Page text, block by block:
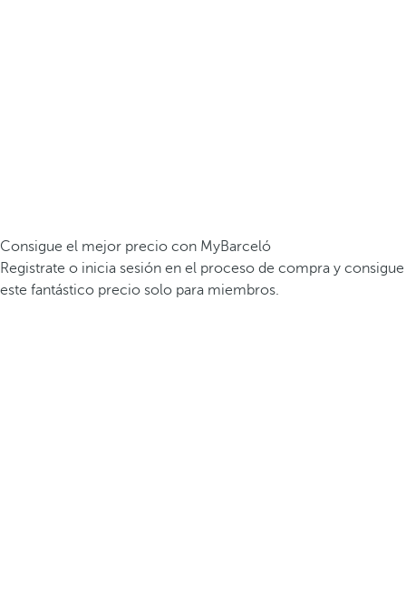
Consigue el mejor precio con MyBarceló
Registrate o inicia sesión en el proceso de compra y consigue
este fantástico precio solo para miembros.